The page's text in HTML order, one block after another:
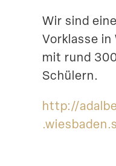
Wir sind
Vorklasse
mit rund
Schülern.
http://​